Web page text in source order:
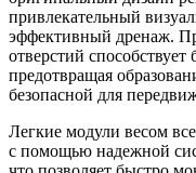
привлекательный
эффективный дренаж.
отверстий
предотвращая
безопасной для
Легкие модули весом
с помощью надежной